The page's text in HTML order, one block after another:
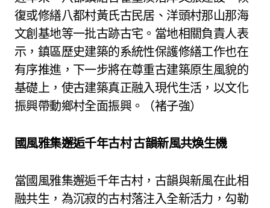
復或修繕八都村黃氏古民居、洋頭村那山那海
文創基地等一批古跡古宅。當地相關負責人表
示，鎮區歷史建築的系統性保護修繕工作也在
有序推進，下一步將在尊重古建築原生風貌的
基礎上，使古建築真正融入現代生活，以文化
振興帶動鄉村全面振興。（褚子強）
國風雅集邂逅千年古村 古韻新風共煥生機
當國風雅集邂逅千年古村，古韻與新風在此相
融共生，為沉寂的古村落注入全新活力，勾勒